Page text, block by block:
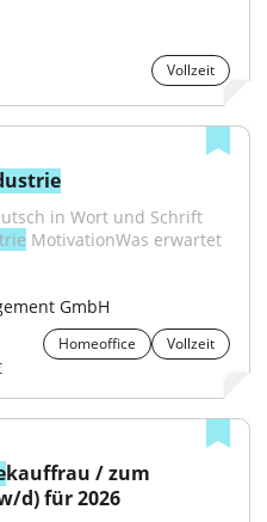
Vollzeit
in Wort und Schrift
MotivationWas erwartet
GmbH
Homeoffice
Vollzeit
d) für 2026